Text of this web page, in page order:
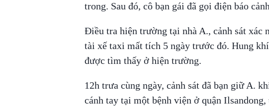
trong. Sau đó, cô bạn gái đã gọi điện báo
Điều tra hiện trường tại nhà A., cảnh sát xác
tài xế taxi mất tích 5 ngày trước đó. Hung
được tìm thấy ở hiện trường.
12h trưa cùng ngày, cảnh sát đã bạn giữ A.
cánh tay tại một bệnh viện ở quận